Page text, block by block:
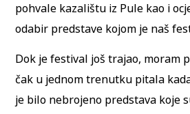
pohvale kazalištu iz Pule kao i
odabir predstave kojom je naš
Dok je festival još trajao, moram
čak u jednom trenutku pitala
je bilo nebrojeno predstava koje